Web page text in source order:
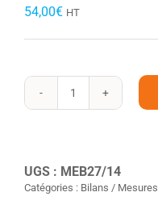
54,00€ HT
quantité
Niveau
UGS : MEB27/14
Catégories : Bilans / Mesures